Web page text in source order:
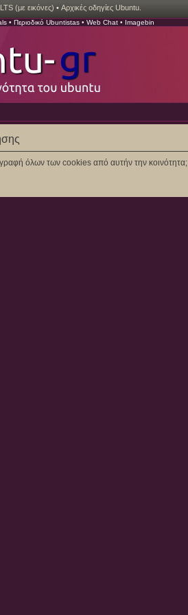
(με εικόνες) • Αρχικές οδηγίες Ubuntu.
• Περιοδικό Ubuntistas • Web Chat • Imagebin
όλων των cookies από αυτήν την κοινότητα;